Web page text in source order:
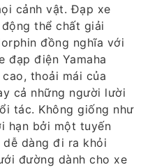
cảnh vật. Đạp xe
thể chất giải
đồng nghĩa với
đạp điện Yamaha
thoải mái của
cả những người lười
tác. Không giống như
hạn bởi một tuyến
dàng đi ra khỏi
đường dành cho xe